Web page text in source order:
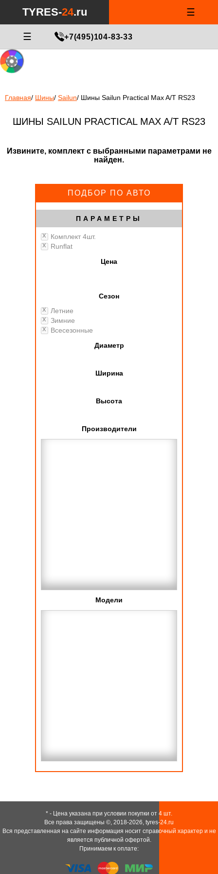
24.ru/html/catalog/controller/product/shinydiski.php
on line
TYRES-24.ru ☰
☰ +7(495)104-83-33
Главная/ Шины/ Sailun/ Шины Sailun Practical Max A/T RS23
ШИНЫ SAILUN PRACTICAL MAX A/T RS23
Извините, комплект с выбранными параметрами не
найден.
ПОДБОР ПО АВТО
ПАРАМЕТРЫ
Комплект 4шт.
Runflat
Цена
Сезон
Летние
Зимние
Всесезонные
Диаметр
Ширина
Высота
Производители
Модели
* - Цена указана при условии покупки от 4 шт.
Все права защищены ©, 2018-2026, tyres-24.ru
Вся представленная на сайте информация носит справочный характер и не
является публичной офертой.
Принимаем к оплате: